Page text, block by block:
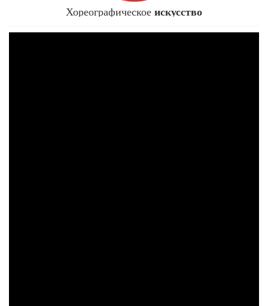
Хореографическое искусство